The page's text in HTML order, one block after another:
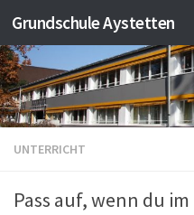
Zum Inhalt springen
Grundschule Aystetten
UNTERRICHT
Pass auf, wenn du